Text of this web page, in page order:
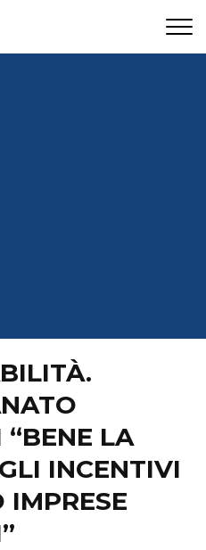
“BENE LA
INCENTIVI
IMPRESE